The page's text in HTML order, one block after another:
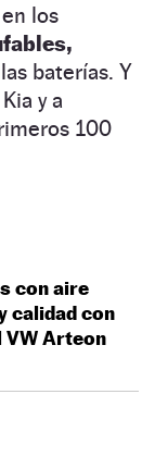
los
baterías. Y
y a
100
con aire
calidad con
VW Arteon